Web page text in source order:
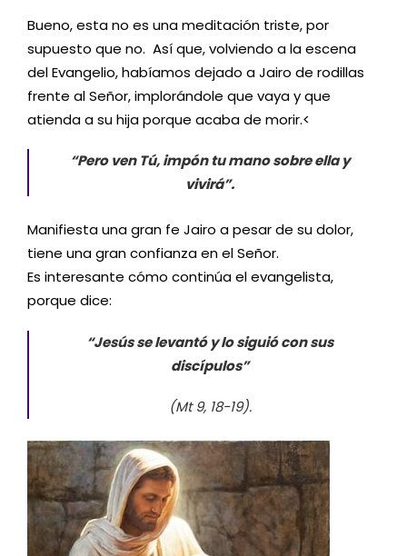
Bueno, esta no es una meditación triste, por
supuesto que no. Así que, volviendo a la escena
del Evangelio, habíamos dejado a Jairo de rodillas
frente al Señor, implorándole que vaya y que
atienda a su hija porque acaba de morir.<
“Pero ven Tú, impón tu mano sobre ella y
vivirá”.
Manifiesta una gran fe Jairo a pesar de su dolor,
tiene una gran confianza en el Señor.
Es interesante cómo continúa el evangelista,
porque dice:
“Jesús se levantó y lo siguió con sus
discípulos”
(Mt 9, 18-19).